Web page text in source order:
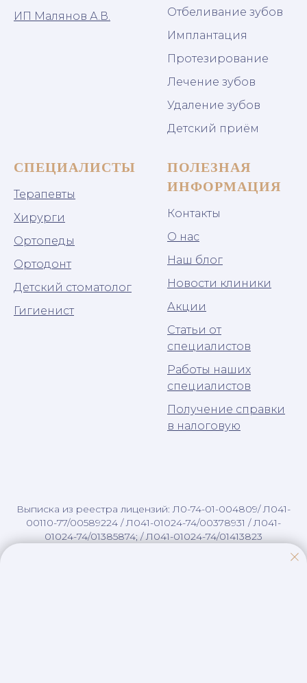
ИП Малянов А.В.
Отбеливание зубов
Имплантация
Протезирование
Лечение зубов
Удаление зубов
Детский приём
СПЕЦИАЛИСТЫ
Терапевты
Хирурги
Ортопеды
Ортодонт
Детский стоматолог
Гигиенист
ПОЛЕЗНАЯ
ИНФОРМАЦИЯ
Контакты
О нас
Наш блог
Новости клиники
Акции
Статьи от
специалистов
Работы наших
специалистов
Получение справки
в налоговую
Выписка из реестра лицензий: Л0-74-01-004809/ Л041-
00110-77/00589224 / Л041-01024-74/00378931 / Л041-
01024-74/01385874; / Л041-01024-74/01413823